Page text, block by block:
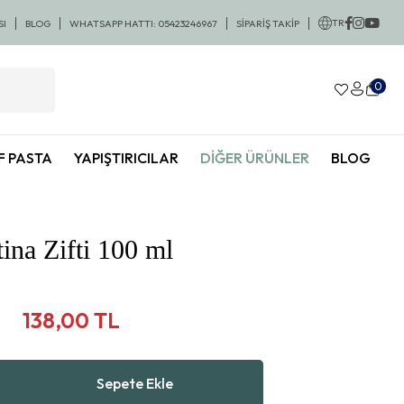
KARGO BEDAVA
BLOG WHATSAPP HATTI: 05423246967 SİPARİŞ TAKİP TR
0
PASTA YAPIŞTIRICILAR DIĞER ÜRÜNLER BLOG
Zifti 100 ml
138,00 TL